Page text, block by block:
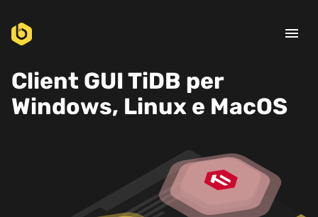
menu
Client GUI TiDB per
Windows, Linux e MacOS